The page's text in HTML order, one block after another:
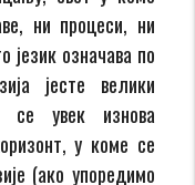
ни процеси, ни
означава по
јесте велики
се увек изнова
у коме се
(ако упоредимо